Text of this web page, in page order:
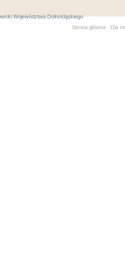
Województwa Dolnośląskiego
Strona główna
Dla